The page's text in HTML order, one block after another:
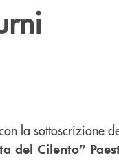
la sottoscrizione
del Cilento”